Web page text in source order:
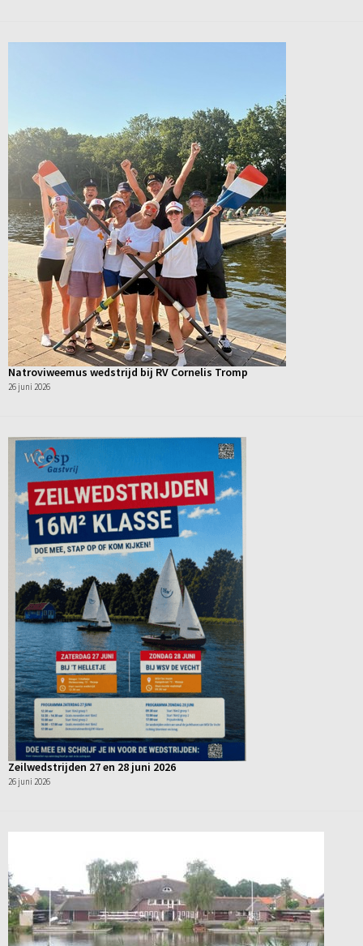
Natroviweemus wedstrijd bij RV Cornelis Tromp
26 juni 2026
Zeilwedstrijden 27 en 28 juni 2026
26 juni 2026